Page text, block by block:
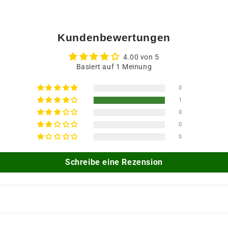
Kundenbewertungen
4.00 von 5
Basiert auf 1 Meinung
0
1
0
0
0
Schreibe eine Rezension